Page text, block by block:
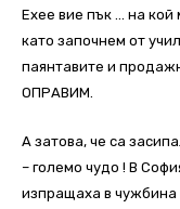
Ехее вие пък … на кой
като започнем от
паянтавите и
ОПРАВИМ.
А затова, че са
– големо чудо ! В
изпращаха в чужбина